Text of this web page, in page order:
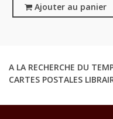
Jardin Des Arts N°204 Mars
1970 -,
Ajouter au panier
A LA RECHERCHE DU
CARTES POSTALES